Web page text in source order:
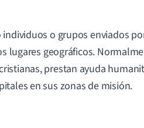
o grupos enviados
lugares geográficos.
prestan ayuda
en sus zonas de misión.